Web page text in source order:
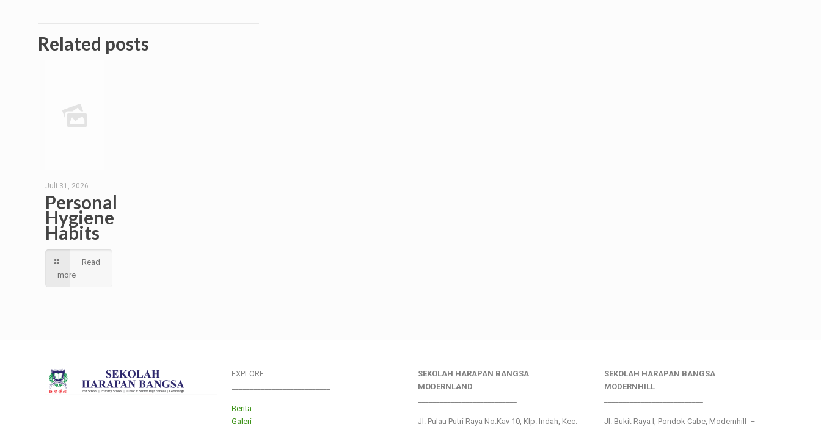
Related posts
Juli 31, 2026
Personal
Hygiene
Habits
Read
more
EXPLORE
Berita
Galeri
SEKOLAH HARAPAN BANGSA
MODERNLAND
Jl. Pulau Putri Raya No.Kav 10, Klp. Indah, Kec.
SEKOLAH HARAPAN BANGSA
MODERNHILL
Jl. Bukit Raya I, Pondok Cabe, Modernhill –